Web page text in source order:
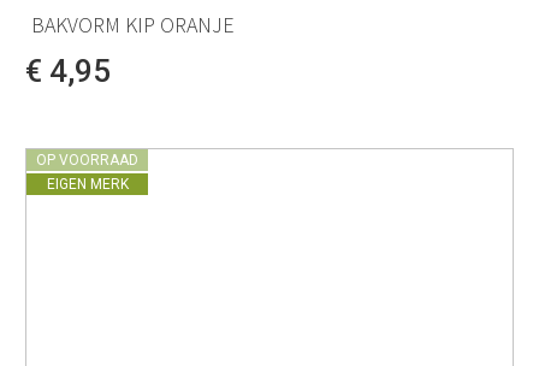
BAKVORM KIP ORANJE
€ 4,95
OP VOORRAAD
EIGEN MERK